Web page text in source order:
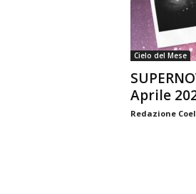
Cielo del Mese
Aprile
Redazione